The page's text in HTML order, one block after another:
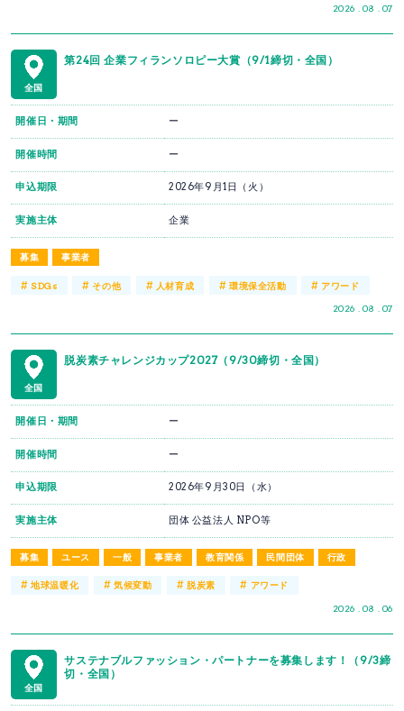
2026 . 08 . 07
全国
第24回 企業フィランソロピー大賞（9/1締切・全国）
募集 事業者
2026 . 08 . 07
開催日・期間 ー
開催時間 ー
申込期限 2026年9月1日（火）
実施主体 企業
#SDGs #その他 # 人材育成 # 環境保全活動 # アワード
全国
脱炭素チャレンジカップ2027（9/30締切・全国）
募集 ユース 一般 事業者 教育関係 民間団体 行政
2026 . 08 . 06
開催日・期間 ー
開催時間 ー
申込期限 2026年9月30日（水）
実施主体 団体 公益法人 NPO等
#地球温暖化 # 気候変動 #脱炭素 # アワード
全国
サステナブルファッション・パートナーを募集します！（9/3締
切・全国）